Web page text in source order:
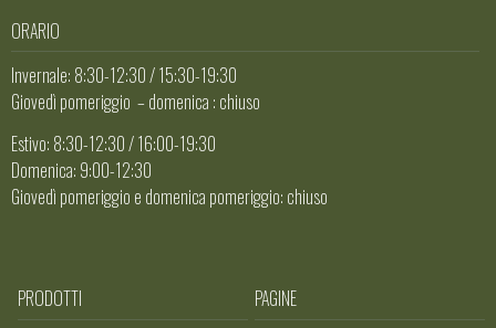
ORARIO
Invernale: 8:30-12:30 / 15:30-19:30
Giovedì pomeriggio – domenica : chiuso
Estivo: 8:30-12:30 / 16:00-19:30
Domenica: 9:00-12:30
Giovedì pomeriggio e domenica pomeriggio: chiuso
PRODOTTI
PAGINE